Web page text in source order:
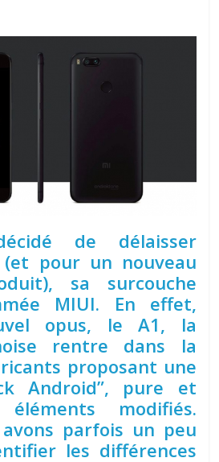
de délaisser
pour un nouveau
sa surcouche
MIUI. En effet,
opus, le A1, la
rentre dans la
proposant une
Android”, pure et
modifiés.
parfois un peu
les différences